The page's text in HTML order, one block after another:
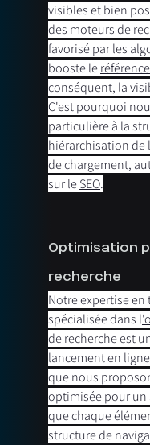
visibles et bien
des moteurs de
favorisé par les
booste le
conséquent, la
C'est pourquoi
particulière à la
hiérarchisation de
de chargement,
sur le SEO.
Optimisation
recherche
Notre expertise
spécialisée dans l
de recherche est
lancement en
que nous
optimisée pour un
que chaque
structure de